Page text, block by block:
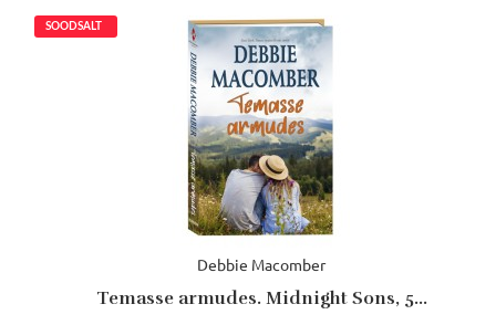
Debbie Macomber
Temasse armudes. Midnight Sons, 5...